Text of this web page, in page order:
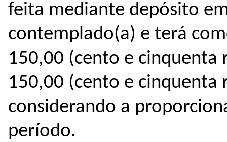
feita mediante depósito
contemplado(a) e terá
150,00 (cento e cinquenta
150,00 (cento e cinquenta
considerando a
período.